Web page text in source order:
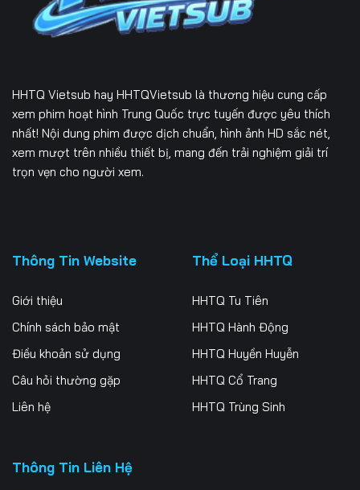
Tập 169 Tập 170 Tập 171
Tập 172
Tập 178 Tập 179 Tập 180
Tập 181 Tập 182 Tập 183
Tập 184
Tập 190 Tập 192
Tập 196 Tập 197 Tập 198
Tập 199 Tập 200 Tập 201
Tập 208
HHTQ Vietsub hay HHTQVietsub là thương hiệu cung cấp
xem phim hoạt hình Trung Quốc trực tuyến được yêu thích
nhất! Nội dung phim được dịch chuẩn, hình ảnh HD sắc nét,
xem mượt trên nhiều thiết bị, mang đến trải nghiệm giải trí
trọn vẹn cho người xem.
Thông Tin Website
Giới thiệu
Chính sách bảo mật
Điều khoản sử dụng
Câu hỏi thường gặp
Liên hệ
Thể Loại HHTQ
HHTQ Tu Tiên
HHTQ Hành Động
HHTQ Huyền Huyễn
HHTQ Cổ Trang
HHTQ Trùng Sinh
Thông Tin Liên Hệ